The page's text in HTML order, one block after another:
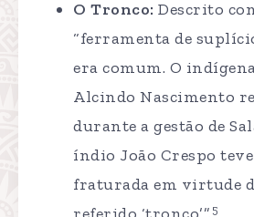
O Tronco: Descrito
“ferramenta de
era comum. O
Alcindo Nascimento
durante a gestão de
índio João Crespo
fraturada em virtude
5